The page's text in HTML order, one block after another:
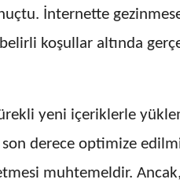
İnternette
koşullar altında
yeni içeriklerle
derece optimize
muhtemeldir.